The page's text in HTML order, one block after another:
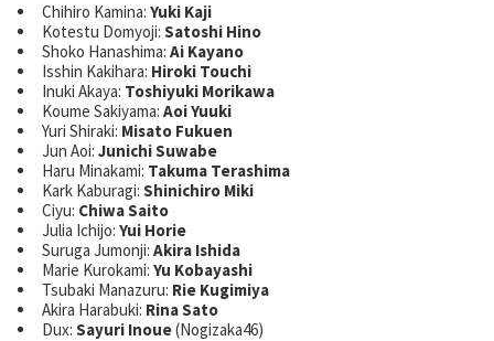
Chihiro Kamina: Yuki Kaji
Kotestu Domyoji: Satoshi Hino
Shoko Hanashima: Ai Kayano
Isshin Kakihara: Hiroki Touchi
Inuki Akaya: Toshiyuki Morikawa
Koume Sakiyama: Aoi Yuuki
Yuri Shiraki: Misato Fukuen
Jun Aoi: Junichi Suwabe
Haru Minakami: Takuma Terashima
Kark Kaburagi: Shinichiro Miki
Ciyu: Chiwa Saito
Julia Ichijo: Yui Horie
Suruga Jumonji: Akira Ishida
Marie Kurokami: Yu Kobayashi
Tsubaki Manazuru: Rie Kugimiya
Akira Harabuki: Rina Sato
Dux: Sayuri Inoue(Nogizaka46)